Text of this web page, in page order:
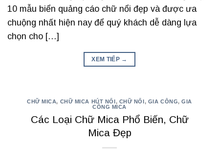
10 mẫu biển quảng cáo chữ nổi đẹp và được ưa
chuộng nhất hiện nay để quý khách dễ dàng lựa
chọn cho […]
XEM TIẾP →
CHỮ MICA, CHỮ MICA HÚT NỔI, CHỮ NỔI, GIA CÔNG,GIA
CÔNG MICA
Các Loại Chữ Mica Phổ Biến, Chữ
Mica Đẹp